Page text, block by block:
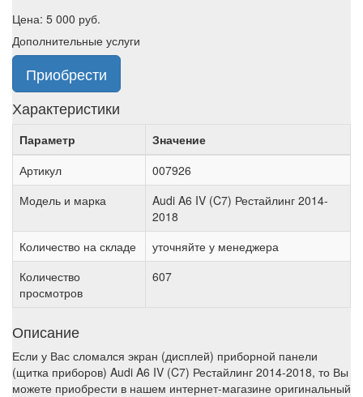
Цена: 5 000 руб.
Дополнительные услуги
Приобрести
Характеристики
Параметр
Значение
Артикул
007926
Модель и марка
Audi A6 IV (C7) Рестайлинг 2014-
2018
Количество на складе
уточняйте у менеджера
Количество
просмотров
607
Описание
Если у Вас сломался экран (дисплей) приборной панели
(щитка приборов) Audi A6 IV (C7) Рестайлинг 2014-2018, то Вы
можете приобрести в нашем интернет-магазине оригинальный